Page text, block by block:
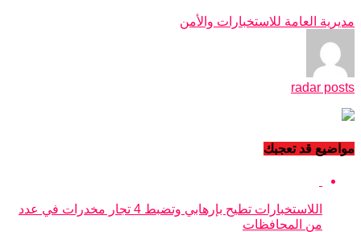
مديرية العامة للاستخبارات والأمن
radar posts
مواضيع قد تعجبك
اللاستخبارات تطيح بإرهابي وتضبط 4 تجار مخدرات في عدد
من المحافظات